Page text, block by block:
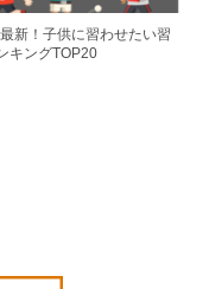
新！子供に習わせたい習
キングTOP20